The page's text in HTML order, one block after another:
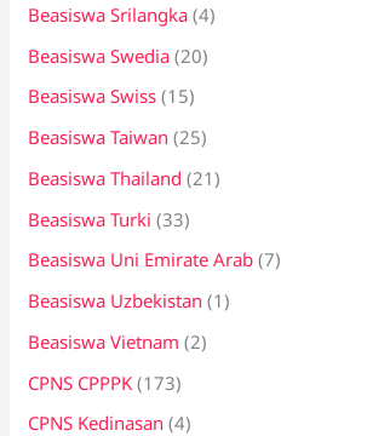
Beasiswa Srilangka (4)
Beasiswa Swedia (20)
Beasiswa Swiss (15)
Beasiswa Taiwan (25)
Beasiswa Thailand (21)
Beasiswa Turki (33)
Beasiswa Uni Emirate Arab (7)
Beasiswa Uzbekistan (1)
Beasiswa Vietnam (2)
CPNS CPPPK (173)
CPNS Kedinasan (4)